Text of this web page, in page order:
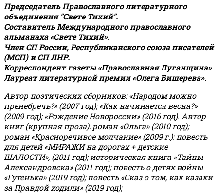
Председатель Православного литературного
объединения "Свете Тихий".
Составитель Международного православного
альманаха «Свете Тихий».
Член СП России, Республиканского союза писателей
(МСП) и СП ЛНР.
Корреспондент газеты «Православная Луганщина».
Лауреат литературной премии «Олега Бишерева».
Автор поэтических сборников: «Народом можно
пренебречь?» (2007 год); «Как начинается весна?»
(2009 год); «Рождение Новороссии» (2016 год). Автор
книг (крупная проза): роман «Ольга» (2010 год);
роман «Красноречивое молчание» (2009 г.); повесть
для детей «МИРАЖИ на дорогах + детские
ШАЛОСТИ», (2011 год); историческая книга «Тайны
Александровска» (2011 год); повесть о детях войны
«Гутенька» (2019 год); повесть «Сказ о том, как казаки
за Правдой ходили» (2019 год);